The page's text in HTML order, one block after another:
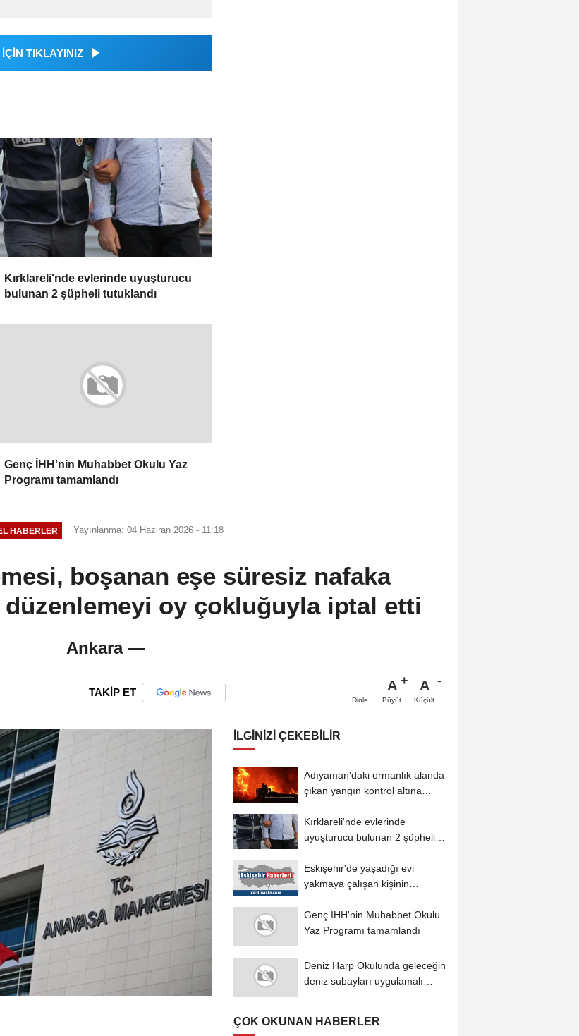
TIKLAYINIZ
Kırklareli'nde evlerinde uyuşturucu
bulunan 2 şüpheli tutuklandı
Genç İHH'nin Muhabbet Okulu Yaz
Programı tamamlandı
HABERLER Yayınlanma: 04 Haziran 2026 - 11:18
boşanan eşe süresiz nafaka
oy çokluğuyla iptal etti
Ankara —
TAKİP ET
Dinle
A
Büyüt
A
Küçült
İLGINIZI ÇEKEBILIR
Adıyaman'daki ormanlık alanda
çıkan yangın kontrol altına
Kırklareli'nde evlerinde
uyuşturucu bulunan 2 şüpheli
Eskişehir'de yaşadığı evi
yakmaya çalışan kişinin
Genç İHH'nin Muhabbet Okulu
Yaz Programı tamamlandı
Deniz Harp Okulunda geleceğin
deniz subayları uygulamalı
ÇOK OKUNAN HABERLER